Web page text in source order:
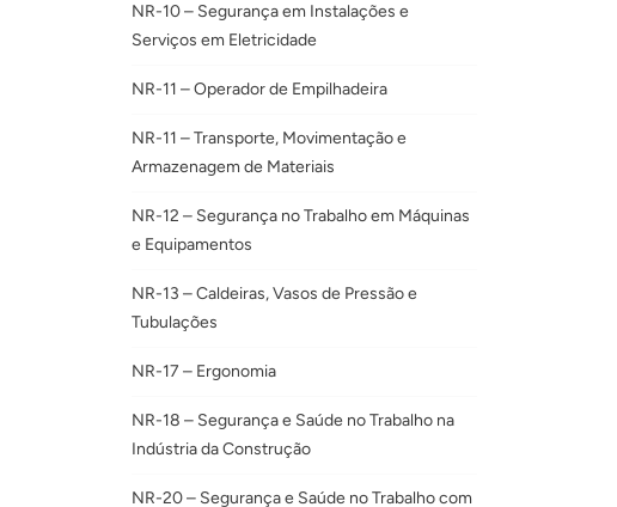
NR-10 – Segurança em Instalações e
Serviços em Eletricidade
NR-11 – Operador de Empilhadeira
NR-11 – Transporte, Movimentação e
Armazenagem de Materiais
NR-12 – Segurança no Trabalho em Máquinas
e Equipamentos
NR-13 – Caldeiras, Vasos de Pressão e
Tubulações
NR-17 – Ergonomia
NR-18 – Segurança e Saúde no Trabalho na
Indústria da Construção
NR-20 – Segurança e Saúde no Trabalho com